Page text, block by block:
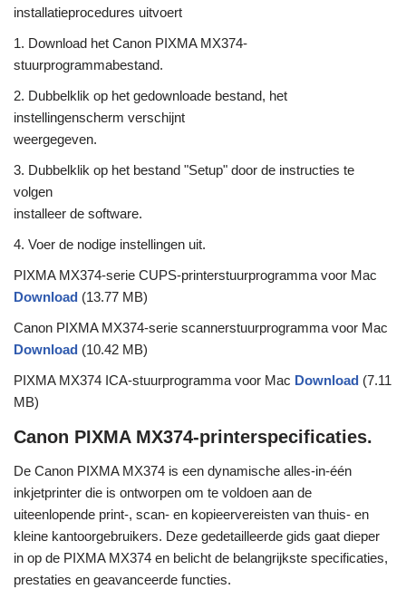
installatieprocedures uitvoert
1. Download het Canon PIXMA MX374-
stuurprogrammabestand.
2. Dubbelklik op het gedownloade bestand, het
instellingenscherm verschijnt
weergegeven.
3. Dubbelklik op het bestand "Setup" door de instructies te
volgen
installeer de software.
4. Voer de nodige instellingen uit.
PIXMA MX374-serie CUPS-printerstuurprogramma voor Mac
Download (13.77 MB)
Canon PIXMA MX374-serie scannerstuurprogramma voor Mac
Download (10.42 MB)
PIXMA MX374 ICA-stuurprogramma voor Mac Download (7.11
MB)
Canon PIXMA MX374-printerspecificaties.
De Canon PIXMA MX374 is een dynamische alles-in-één
inkjetprinter die is ontworpen om te voldoen aan de
uiteenlopende print-, scan- en kopieervereisten van thuis- en
kleine kantoorgebruikers. Deze gedetailleerde gids gaat dieper
in op de PIXMA MX374 en belicht de belangrijkste specificaties,
prestaties en geavanceerde functies.